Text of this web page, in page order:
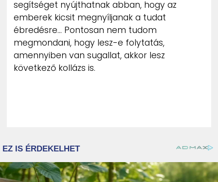
segítséget nyújthatnak abban, hogy az
emberek kicsit megnyíljanak a tudat
ébredésre… Pontosan nem tudom
megmondani, hogy lesz-e folytatás,
amennyiben van sugallat, akkor lesz
következő kollázs is.